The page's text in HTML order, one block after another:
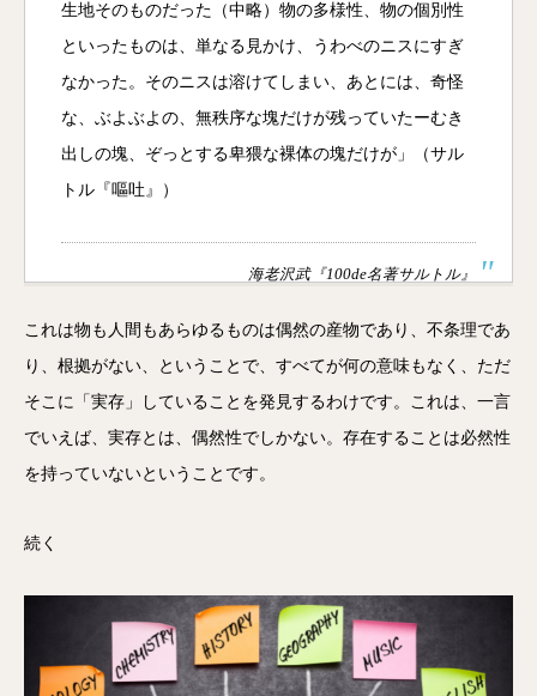
生地そのものだった（中略）物の多様性、物の個別性
といったものは、単なる見かけ、うわべのニスにすぎ
なかった。そのニスは溶けてしまい、あとには、奇怪
な、ぶよぶよの、無秩序な塊だけが残っていたーむき
出しの塊、ぞっとする卑猥な裸体の塊だけが」（サル
トル『嘔吐』）
海老沢武『100de名著サルトル』
これは物も人間もあらゆるものは偶然の産物であり、不条理であ
り、根拠がない、ということで、すべてが何の意味もなく、ただ
そこに「実存」していることを発見するわけです。これは、一言
でいえば、実存とは、偶然性でしかない。存在することは必然性
を持っていないということです。
続く